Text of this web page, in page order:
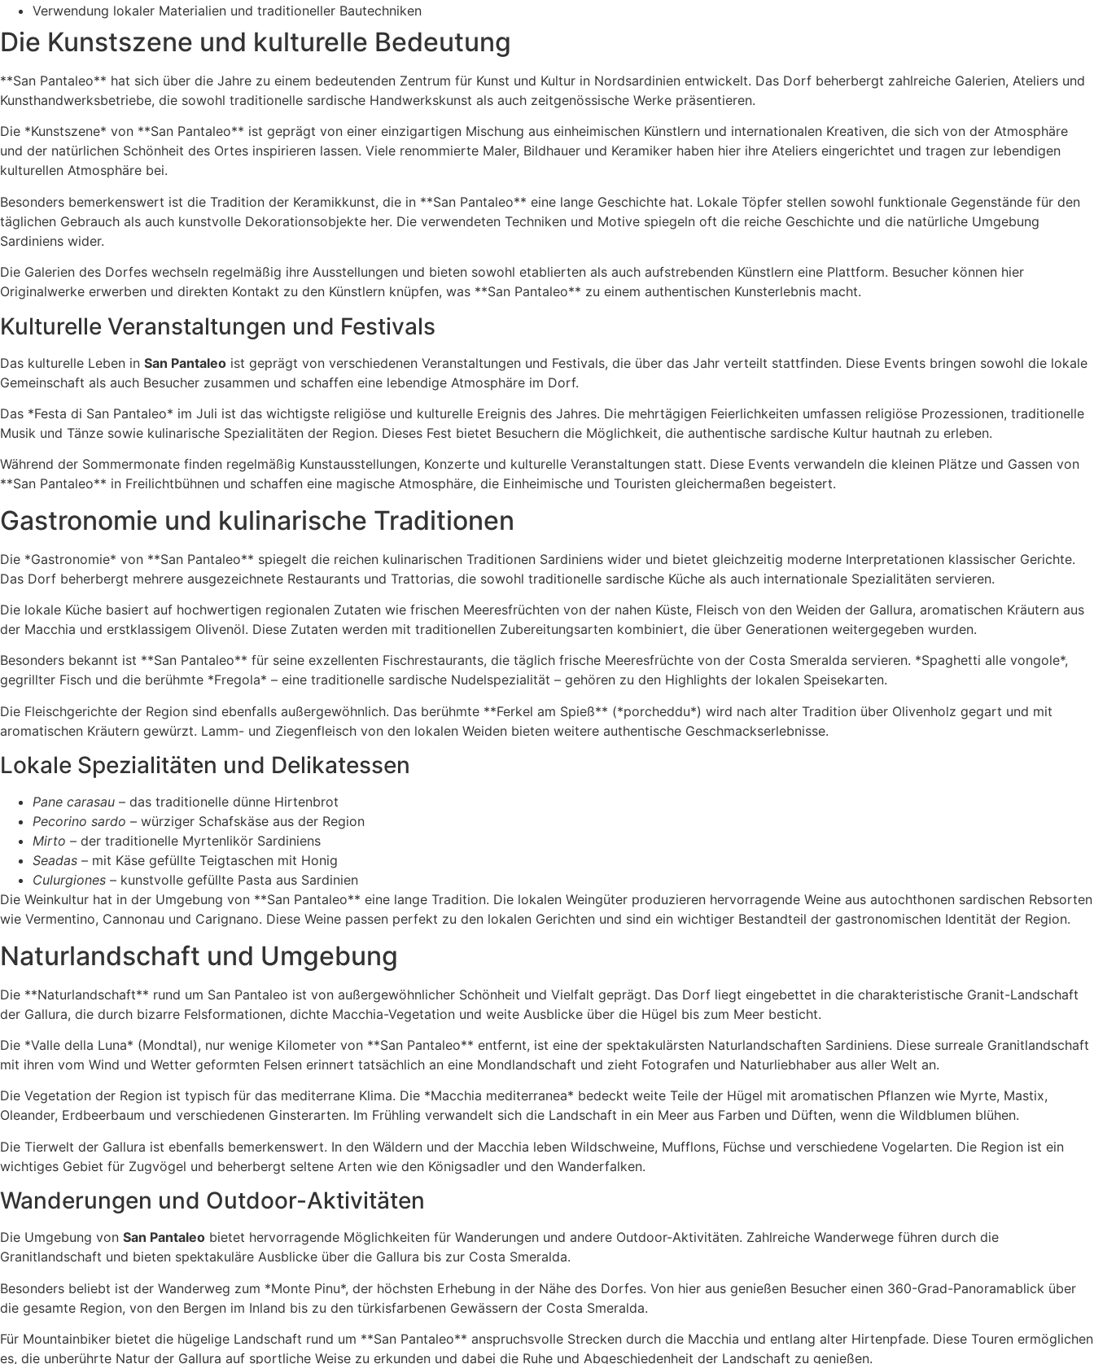
Verwendung lokaler Materialien und traditioneller Bautechniken
Die Kunstszene und kulturelle Bedeutung
**San Pantaleo** hat sich über die Jahre zu einem bedeutenden Zentrum für Kunst und Kultur in Nordsardinien entwickelt. Das Dorf beherbergt zahlreiche Galerien, Ateliers und
Kunsthandwerksbetriebe, die sowohl traditionelle sardische Handwerkskunst als auch zeitgenössische Werke präsentieren.
Die *Kunstszene* von **San Pantaleo** ist geprägt von einer einzigartigen Mischung aus einheimischen Künstlern und internationalen Kreativen, die sich von der Atmosphäre
und der natürlichen Schönheit des Ortes inspirieren lassen. Viele renommierte Maler, Bildhauer und Keramiker haben hier ihre Ateliers eingerichtet und tragen zur lebendigen
kulturellen Atmosphäre bei.
Besonders bemerkenswert ist die Tradition der Keramikkunst, die in **San Pantaleo** eine lange Geschichte hat. Lokale Töpfer stellen sowohl funktionale Gegenstände für den
täglichen Gebrauch als auch kunstvolle Dekorationsobjekte her. Die verwendeten Techniken und Motive spiegeln oft die reiche Geschichte und die natürliche Umgebung
Sardiniens wider.
Die Galerien des Dorfes wechseln regelmäßig ihre Ausstellungen und bieten sowohl etablierten als auch aufstrebenden Künstlern eine Plattform. Besucher können hier
Originalwerke erwerben und direkten Kontakt zu den Künstlern knüpfen, was **San Pantaleo** zu einem authentischen Kunsterlebnis macht.
Kulturelle Veranstaltungen und Festivals
Das kulturelle Leben in San Pantaleo ist geprägt von verschiedenen Veranstaltungen und Festivals, die über das Jahr verteilt stattfinden. Diese Events bringen sowohl die lokale
Gemeinschaft als auch Besucher zusammen und schaffen eine lebendige Atmosphäre im Dorf.
Das *Festa di San Pantaleo* im Juli ist das wichtigste religiöse und kulturelle Ereignis des Jahres. Die mehrtägigen Feierlichkeiten umfassen religiöse Prozessionen, traditionelle
Musik und Tänze sowie kulinarische Spezialitäten der Region. Dieses Fest bietet Besuchern die Möglichkeit, die authentische sardische Kultur hautnah zu erleben.
Während der Sommermonate finden regelmäßig Kunstausstellungen, Konzerte und kulturelle Veranstaltungen statt. Diese Events verwandeln die kleinen Plätze und Gassen von
**San Pantaleo** in Freilichtbühnen und schaffen eine magische Atmosphäre, die Einheimische und Touristen gleichermaßen begeistert.
Gastronomie und kulinarische Traditionen
Die *Gastronomie* von **San Pantaleo** spiegelt die reichen kulinarischen Traditionen Sardiniens wider und bietet gleichzeitig moderne Interpretationen klassischer Gerichte.
Das Dorf beherbergt mehrere ausgezeichnete Restaurants und Trattorias, die sowohl traditionelle sardische Küche als auch internationale Spezialitäten servieren.
Die lokale Küche basiert auf hochwertigen regionalen Zutaten wie frischen Meeresfrüchten von der nahen Küste, Fleisch von den Weiden der Gallura, aromatischen Kräutern aus
der Macchia und erstklassigem Olivenöl. Diese Zutaten werden mit traditionellen Zubereitungsarten kombiniert, die über Generationen weitergegeben wurden.
Besonders bekannt ist **San Pantaleo** für seine exzellenten Fischrestaurants, die täglich frische Meeresfrüchte von der Costa Smeralda servieren. *Spaghetti alle vongole*,
gegrillter Fisch und die berühmte *Fregola* – eine traditionelle sardische Nudelspezialität – gehören zu den Highlights der lokalen Speisekarten.
Die Fleischgerichte der Region sind ebenfalls außergewöhnlich. Das berühmte **Ferkel am Spieß** (*porcheddu*) wird nach alter Tradition über Olivenholz gegart und mit
aromatischen Kräutern gewürzt. Lamm- und Ziegenfleisch von den lokalen Weiden bieten weitere authentische Geschmackserlebnisse.
Lokale Spezialitäten und Delikatessen
Pane carasau – das traditionelle dünne Hirtenbrot
Pecorino sardo – würziger Schafskäse aus der Region
Mirto – der traditionelle Myrtenlikör Sardiniens
Seadas – mit Käse gefüllte Teigtaschen mit Honig
Culurgiones – kunstvolle gefüllte Pasta aus Sardinien
Die Weinkultur hat in der Umgebung von **San Pantaleo** eine lange Tradition. Die lokalen Weingüter produzieren hervorragende Weine aus autochthonen sardischen Rebsorten
wie Vermentino, Cannonau und Carignano. Diese Weine passen perfekt zu den lokalen Gerichten und sind ein wichtiger Bestandteil der gastronomischen Identität der Region.
Naturlandschaft und Umgebung
Die **Naturlandschaft** rund um San Pantaleo ist von außergewöhnlicher Schönheit und Vielfalt geprägt. Das Dorf liegt eingebettet in die charakteristische Granit-Landschaft
der Gallura, die durch bizarre Felsformationen, dichte Macchia-Vegetation und weite Ausblicke über die Hügel bis zum Meer besticht.
Die *Valle della Luna* (Mondtal), nur wenige Kilometer von **San Pantaleo** entfernt, ist eine der spektakulärsten Naturlandschaften Sardiniens. Diese surreale Granitlandschaft
mit ihren vom Wind und Wetter geformten Felsen erinnert tatsächlich an eine Mondlandschaft und zieht Fotografen und Naturliebhaber aus aller Welt an.
Die Vegetation der Region ist typisch für das mediterrane Klima. Die *Macchia mediterranea* bedeckt weite Teile der Hügel mit aromatischen Pflanzen wie Myrte, Mastix,
Oleander, Erdbeerbaum und verschiedenen Ginsterarten. Im Frühling verwandelt sich die Landschaft in ein Meer aus Farben und Düften, wenn die Wildblumen blühen.
Die Tierwelt der Gallura ist ebenfalls bemerkenswert. In den Wäldern und der Macchia leben Wildschweine, Mufflons, Füchse und verschiedene Vogelarten. Die Region ist ein
wichtiges Gebiet für Zugvögel und beherbergt seltene Arten wie den Königsadler und den Wanderfalken.
Wanderungen und Outdoor-Aktivitäten
Die Umgebung von San Pantaleo bietet hervorragende Möglichkeiten für Wanderungen und andere Outdoor-Aktivitäten. Zahlreiche Wanderwege führen durch die
Granitlandschaft und bieten spektakuläre Ausblicke über die Gallura bis zur Costa Smeralda.
Besonders beliebt ist der Wanderweg zum *Monte Pinu*, der höchsten Erhebung in der Nähe des Dorfes. Von hier aus genießen Besucher einen 360-Grad-Panoramablick über
die gesamte Region, von den Bergen im Inland bis zu den türkisfarbenen Gewässern der Costa Smeralda.
Für Mountainbiker bietet die hügelige Landschaft rund um **San Pantaleo** anspruchsvolle Strecken durch die Macchia und entlang alter Hirtenpfade. Diese Touren ermöglichen
es, die unberührte Natur der Gallura auf sportliche Weise zu erkunden und dabei die Ruhe und Abgeschiedenheit der Landschaft zu genießen.